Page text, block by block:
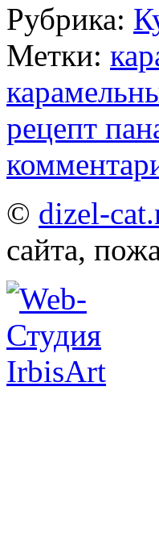
Рубрика:
Метки:
рецепт
© dizel-
сайта,